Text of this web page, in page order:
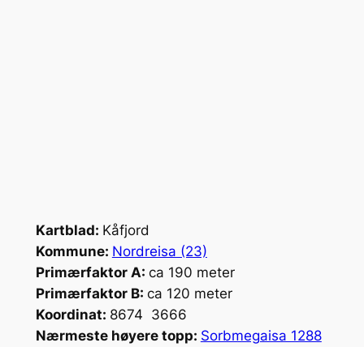
Kartblad: Kåfjord
Kommune: Nordreisa (23)
Primærfaktor A: ca 190 meter
Primærfaktor B: ca 120 meter
Koordinat: 8674 3666
Nærmeste høyere topp: Sorbmegaisa 1288